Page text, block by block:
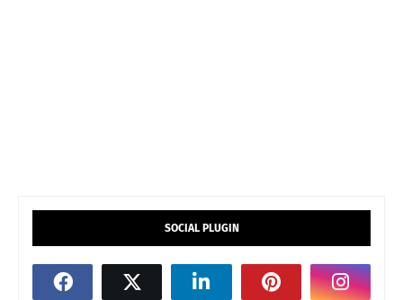
SOCIAL PLUGIN